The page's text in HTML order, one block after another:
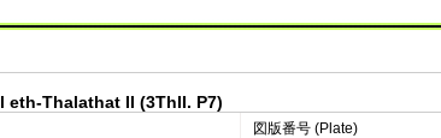
Thalathat II (3ThII. P7)
図版番号 (Plate)